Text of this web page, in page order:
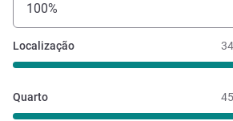
100%
Localização
Quarto